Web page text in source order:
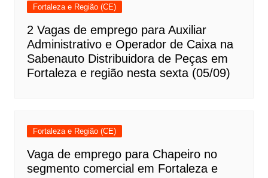
Fortaleza e Região (CE)
2 Vagas de emprego para Auxiliar
Administrativo e Operador de Caixa na
Sabenauto Distribuidora de Peças em
Fortaleza e região nesta sexta (05/09)
Fortaleza e Região (CE)
Vaga de emprego para Chapeiro no
segmento comercial em Fortaleza e